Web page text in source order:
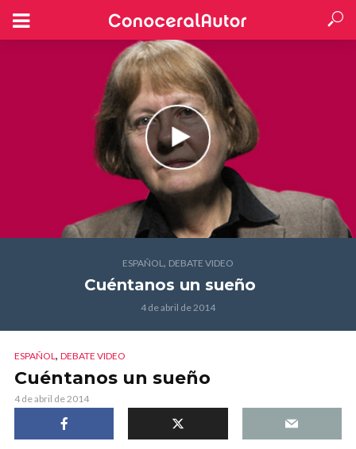
ESPAÑOL, DEBATE VIDEO
Cuéntanos un sueño
4 de abril de 2014
ESPAÑOL, DEBATE VIDEO
Cuéntanos un sueño
4 de abril de 2014